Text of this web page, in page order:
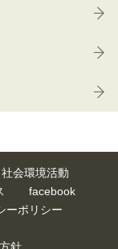
社会環境活動
facebook
ーポリシー
針